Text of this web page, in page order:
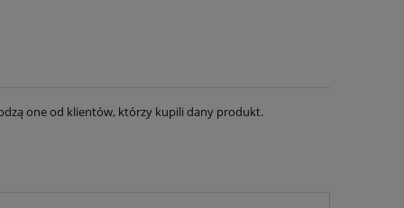
one od klientów, którzy kupili dany produkt.